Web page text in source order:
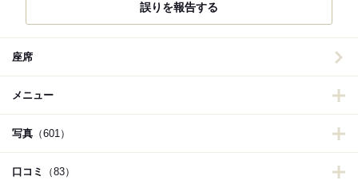
誤りを報告する
座席
メニュー
写真 （601）
口コミ （83）